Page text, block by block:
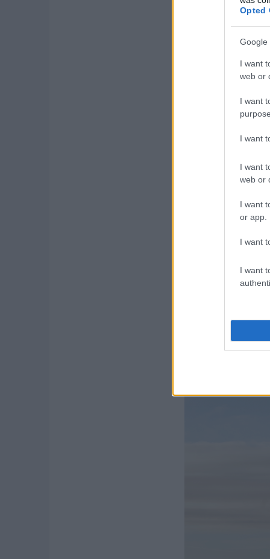
Opted
Google
I want
web or
I want
I want
I want
web or
I want
or app.
I want
I want
nagy tempó, sok
igazi karakterét